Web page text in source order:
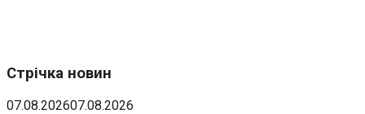
Стрічка новин
07.08.202607.08.2026